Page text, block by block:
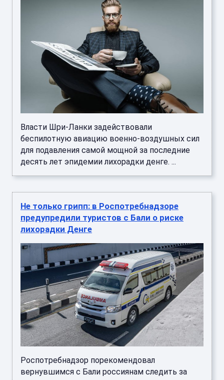
Власти Шри-Ланки задействовали
беспилотную авиацию военно-воздушных сил
для подавления самой мощной за последние
десять лет эпидемии лихорадки денге. ...
Не только грипп: в Роспотребнадзоре
предупредили туристов с Бали о риске
лихорадки Денге
Роспотребнадзор порекомендовал
вернувшимся с Бали россиянам следить за